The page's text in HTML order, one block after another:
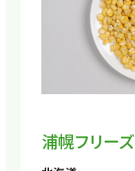
浦幌フリー